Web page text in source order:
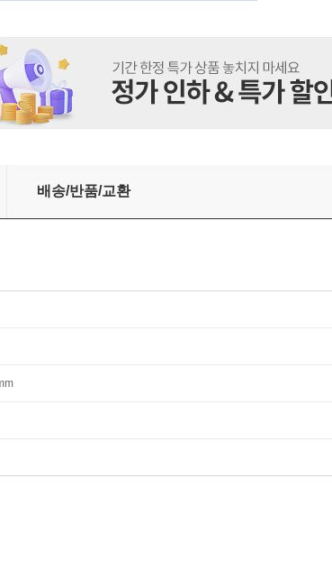
배송/반품/교환